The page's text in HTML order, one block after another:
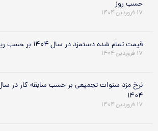
حسب روز
۱۷ فروردین ۱۴۰۴
قیمت تمام شده دستمزد در سال ۱۴۰۴ بر حسب ریال
۱۷ فروردین ۱۴۰۴
نرخ مزد سنوات تجمیعی بر حسب سابقه کار در
۱۴۰۴
۱۷ فروردین ۱۴۰۴